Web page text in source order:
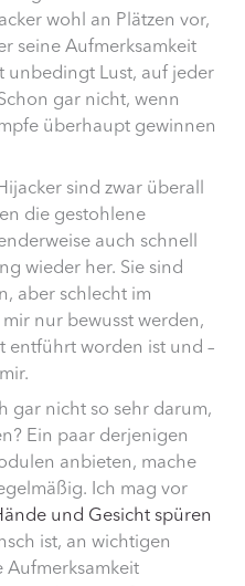
wohl an Plätzen vor,
seine Aufmerksamkeit
unbedingt Lust, auf jeder
gar nicht, wenn
überhaupt gewinnen
sind zwar überall
die gestohlene
auch schnell
wieder her. Sie sind
aber schlecht im
nur bewusst werden,
entführt worden ist und –
gar nicht so sehr darum,
Ein paar derjenigen
anbieten, mache
Ich mag vor
und Gesicht spüren
ist, an wichtigen
Aufmerksamkeit